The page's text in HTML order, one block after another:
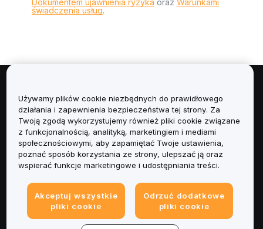
Dokumentem ujawnienia ryzyka orazWarunkami
świadczenia usług.
Informacje
Usługi
Obsługa Klienta
Informacje prawne
Używamy plików cookie niezbędnych do prawidłowego
działania i zapewnienia bezpieczeństwa tej strony. Za
Twoją zgodą wykorzystujemy również pliki cookie związane
z funkcjonalnością, analityką, marketingiem i mediami
społecznościowymi, aby zapamiętać Twoje ustawienia,
poznać sposób korzystania ze strony, ulepszać ją oraz
wspierać funkcje marketingowe i udostępniania treści.
Akceptuj wszystkie
pliki cookie
Odrzuć dodatkowe
pliki cookie